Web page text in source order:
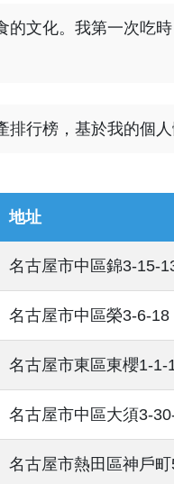
文化。我第一次吃
行榜，基於我的個人
地址
名古屋市中區錦3-15-
名古屋市中區榮3-6-18
名古屋市東區東櫻1-1-
名古屋市中區大須3-
名古屋市熱田區神戶